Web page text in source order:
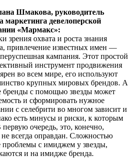
Шмакова, руководитель
маркетинга девелоперской
«Мармакс»:
зрения охвата и роста знания
привлечение известных имен —
кампания. Этот простой
инструмент продвижения
во всем мире, его используют
крупных мировых брендов. А
бренды с помощью звезды может
и сформировать нужное
с селебрити во многом зависит и
есть минусы и риски, к которым
очередь, это, конечно,
всегда оправдан. Сложностью
проблемы с имиджем у звезды,
и на имидже бренда.